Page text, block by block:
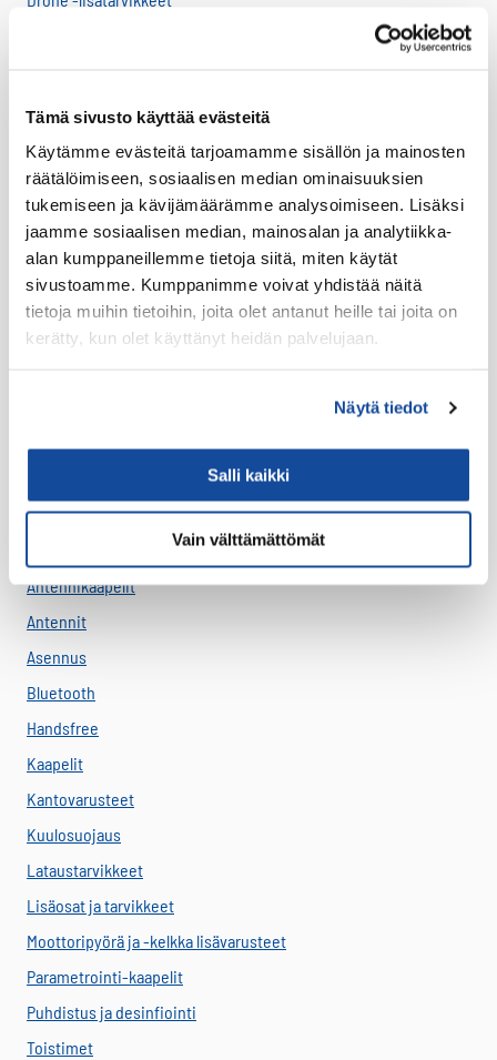
Tämä sivusto käyttää evästeitä
Käytämme evästeitä tarjoamamme sisällön ja mainosten
räätälöimiseen, sosiaalisen median ominaisuuksien
tukemiseen ja kävijämäärämme analysoimiseen. Lisäksi
jaamme sosiaalisen median, mainosalan ja analytiikka-
alan kumppaneillemme tietoja siitä, miten käytät
sivustoamme. Kumppanimme voivat yhdistää näitä
tietoja muihin tietoihin, joita olet antanut heille tai joita on
kerätty, kun olet käyttänyt heidän palvelujaan.
Näytä tiedot
Salli kaikki
Vain välttämättömät
Lataustarvikkeet
Lisäosat ja tarvikkeet
LTE Reitittimet
USB-C Johdot
USB-C lisälaitteet
Ryhmävideopalvelu
Suojakuoret
Varaosat
Virve
Akut
Antennikaapelit
Antennit
Asennus
Bluetooth
Handsfree
Kaapelit
Kantovarusteet
Kuulosuojaus
Lataustarvikkeet
Lisäosat ja tarvikkeet
Moottoripyörä ja -kelkka lisävarusteet
Parametrointi-kaapelit
Puhdistus ja desinfiointi
Toistimet